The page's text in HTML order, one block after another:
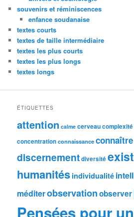
souvenirs et réminiscences
enfance soudanaise
textes courts
textes de taille intermédiaire
textes les plus courts
textes les plus longs
textes longs
ÉTIQUETTES
attention calme cerveaucomplexité
concentrationconnaissanceconnaître
discernementdiversité
humanités individualité
méditerobservationobserver
Pensées pour